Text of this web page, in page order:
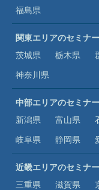
福島県
関東エリアのセミナ
茨城県
栃木県
神奈川県
中部エリアのセミナ
新潟県
富山県
岐阜県
静岡県
近畿エリアのセミナ
三重県
滋賀県